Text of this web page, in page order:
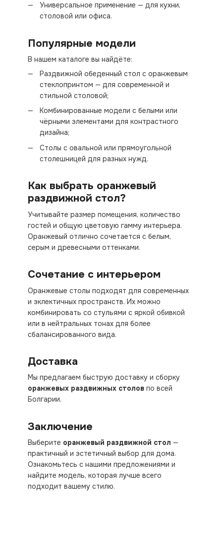
Универсальное применение — для кухни,
столовой или офиса.
Популярные модели
В нашем каталоге вы найдёте:
Раздвижной обеденный стол с оранжевым
стеклопринтом — для современной и
стильной столовой;
Комбинированные модели с белыми или
чёрными элементами для контрастного
дизайна;
Столы с овальной или прямоугольной
столешницей для разных нужд.
Как выбрать оранжевый
раздвижной стол?
Учитывайте размер помещения, количество
гостей и общую цветовую гамму интерьера.
Оранжевый отлично сочетается с белым,
серым и древесными оттенками.
Сочетание с интерьером
Оранжевые столы подходят для современных
и эклектичных пространств. Их можно
комбинировать со стульями с яркой обивкой
или в нейтральных тонах для более
сбалансированного вида.
Доставка
Мы предлагаем быструю доставку и сборку
оранжевых раздвижных столов по всей
Болгарии.
Заключение
Выберите оранжевый раздвижной стол —
практичный и эстетичный выбор для дома.
Ознакомьтесь с нашими предложениями и
найдите модель, которая лучше всего
подходит вашему стилю.